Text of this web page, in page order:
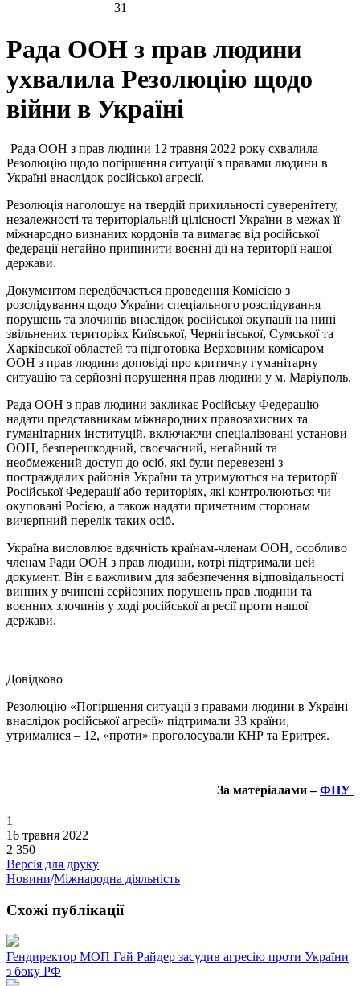
31
Рада ООН з прав людини
ухвалила Резолюцію щодо
війни в Україні
Рада ООН з прав людини 12 травня 2022 року схвалила
Резолюцію щодо погіршення ситуації з правами людини в
Україні внаслідок російської агресії.
Резолюція наголошує на твердій прихильності суверенітету,
незалежності та територіальній цілісності України в межах її
міжнародно визнаних кордонів та вимагає від російської
федерації негайно припинити воєнні дії на території нашої
держави.
Документом передбачається проведення Комісією з
розслідування щодо України спеціального розслідування
порушень та злочинів внаслідок російської окупації на нині
звільнених територіях Київської, Чернігівської, Сумської та
Харківської областей та підготовка Верховним комісаром
ООН з прав людини доповіді про критичну гуманітарну
ситуацію та серйозні порушення прав людини у м. Маріуполь.
Рада ООН з прав людини закликає Російську Федерацію
надати представникам міжнародних правозахисних та
гуманітарних інституцій, включаючи спеціалізовані установи
ООН, безперешкодний, своєчасний, негайний та
необмежений доступ до осіб, які були перевезені з
постраждалих районів України та утримуються на території
Російської Федерації або територіях, які контролюються чи
окуповані Росією, а також надати причетним сторонам
вичерпний перелік таких осіб.
Україна висловлює вдячність країнам-членам ООН, особливо
членам Ради ООН з прав людини, котрі підтримали цей
документ. Він є важливим для забезпечення відповідальності
винних у вчинені серйозних порушень прав людини та
воєнних злочинів у ході російської агресії проти нашої
держави.
Довідково
Резолюцію «Погіршення ситуації з правами людини в Україні
внаслідок російської агресії» підтримали 33 країни,
утрималися – 12, «проти» проголосували КНР та Еритрея.
За матеріалами –ФПУ
1
16 травня 2022
2 350
Версія для друку
Новини/Міжнародна діяльність
Схожі публікації
Гендиректор МОП Гай Райдер засудив агресію проти України
з боку РФ